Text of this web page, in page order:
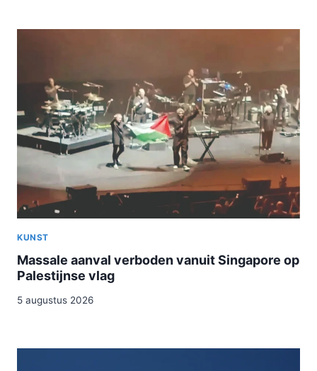
KUNST
Massale aanval verboden vanuit Singapore op
Palestijnse vlag
5 augustus 2026